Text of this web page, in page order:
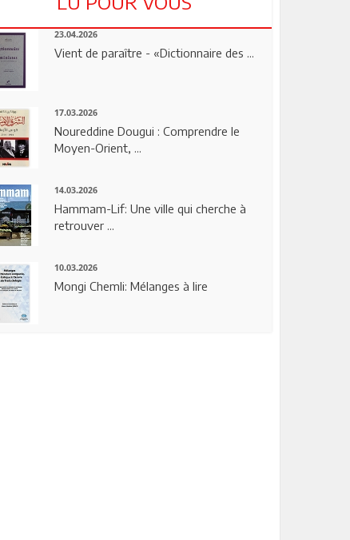
23.04.2026
Vient de paraître - «Dictionnaire des ...
17.03.2026
Noureddine Dougui : Comprendre le
Moyen-Orient, ...
14.03.2026
Hammam-Lif: Une ville qui cherche à
retrouver ...
10.03.2026
Mongi Chemli: Mélanges à lire